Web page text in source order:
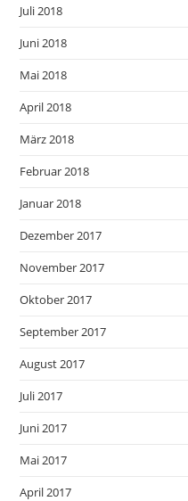
Juli 2018
Juni 2018
Mai 2018
April 2018
März 2018
Februar 2018
Januar 2018
Dezember 2017
November 2017
Oktober 2017
September 2017
August 2017
Juli 2017
Juni 2017
Mai 2017
April 2017